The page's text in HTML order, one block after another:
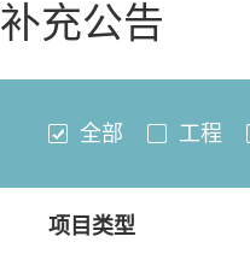
补充公告
全部 工程
项目类型